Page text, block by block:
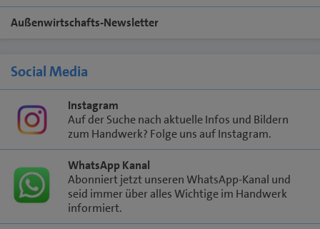
Außenwirtschafts-Newsletter
Social Media
Instagram
Auf der Suche nach aktuelle Infos und Bildern
zum Handwerk? Folge uns auf Instagram.
WhatsApp Kanal
Abonniert jetzt unseren WhatsApp-Kanal und
seid immer über alles Wichtige im Handwerk
informiert.